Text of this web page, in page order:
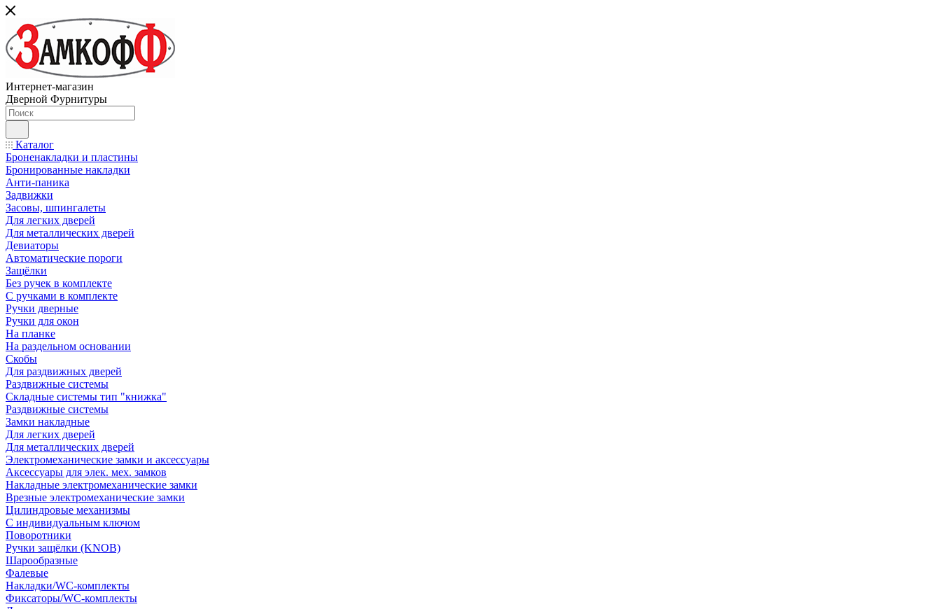
Интернет-магазин
Дверной Фурнитуры
Каталог
Броненакладки и пластины
Бронированные накладки
Анти-паника
Задвижки
Засовы, шпингалеты
Для легких дверей
Для металлических дверей
Девиаторы
Автоматические пороги
Защёлки
Без ручек в комплекте
С ручками в комплекте
Ручки дверные
Ручки для окон
На планке
На раздельном основании
Скобы
Для раздвижных дверей
Раздвижные системы
Складные системы тип "книжка"
Раздвижные системы
Замки накладные
Для легких дверей
Для металлических дверей
Электромеханические замки и аксессуары
Аксессуары для элек. мех. замков
Накладные электромеханические замки
Врезные электромеханические замки
Цилиндровые механизмы
С индивидуальным ключом
Поворотники
Ручки защёлки (KNOB)
Шарообразные
Фалевые
Накладки/WC-комплекты
Фиксаторы/WC-комплекты